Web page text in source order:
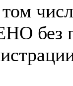
без